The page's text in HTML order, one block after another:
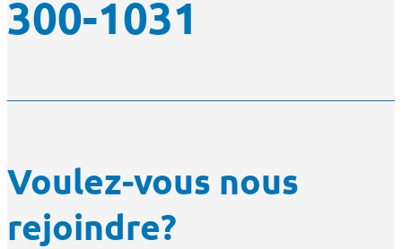
300-1031
Voulez-vous nous
rejoindre?